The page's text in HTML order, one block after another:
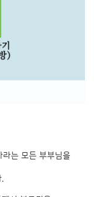
라는 모든 부부님을
.